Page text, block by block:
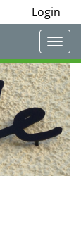
Login